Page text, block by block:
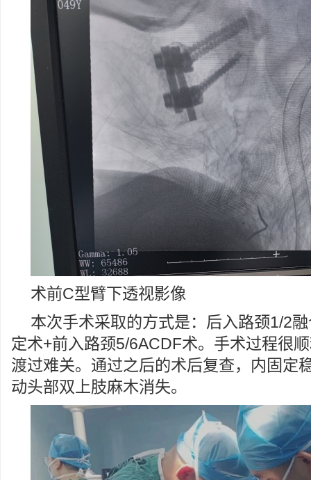
术前C型臂下透视影像
本次手术采取的方式是：后入路颈1/2
定术+前入路颈5/6ACDF术。手术过程很
渡过难关。通过之后的术后复查，内固定
动头部双上肢麻木消失。